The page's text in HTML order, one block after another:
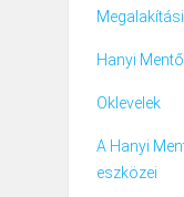
Hanyi
Oklevelek
A Hanyi
eszközei